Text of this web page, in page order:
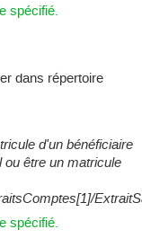
spécifié.
dans répertoire
d'un bénéficiaire
ou être un matricule
spécifié.